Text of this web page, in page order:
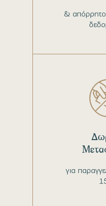
&
για